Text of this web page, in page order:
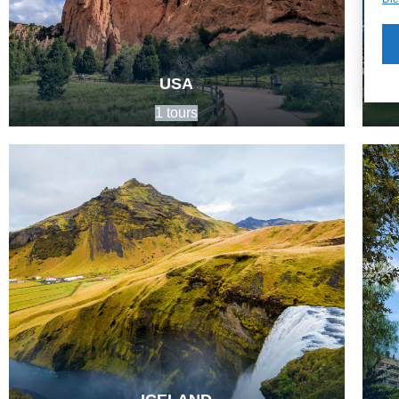
USA
1 tours